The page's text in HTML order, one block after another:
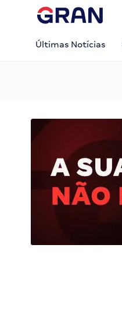
Últimas Notícias